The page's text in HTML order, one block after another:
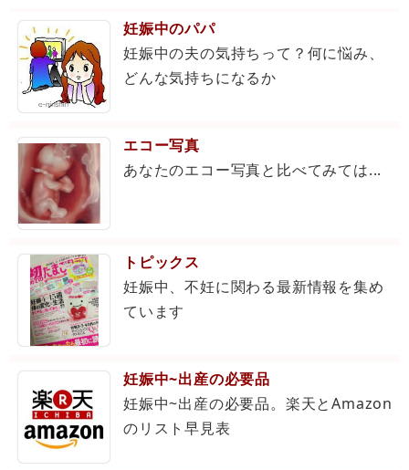
体温表を表示させて比べたり、その方の「妊娠できた
よ！」を読むことも。
出産予定日はいつ？
最後の生理が始まった日を入力すれば、出産予定日を
一発で表示します。出産予定日を知りたいときに。
犬の日カレンダー
該当3ヶ月分の戌の日カレンダー。今年,来年の一覧表
示も可能。「もし妊娠してたら戌の日はいつ?」ってと
きにも。
妊娠リスクスコア
厚生労働省が作成したものを元に、全国に先駆けて配
妊娠中のパパ
妊娠中の夫の気持ちって？何に悩み、
どんな気持ちになるか
エコー写真
あなたのエコー写真と比べてみては...
トピックス
妊娠中、不妊に関わる最新情報を集め
ています
妊娠中~出産の必要品
妊娠中~出産の必要品。楽天とAmazon
のリスト早見表